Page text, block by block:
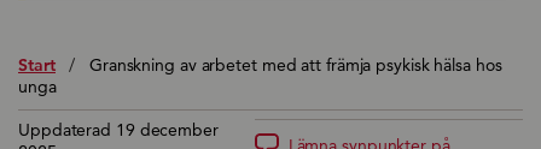
Start /
Granskning av arbetet med att främja psykisk hälsa hos
unga
Uppdaterad 19 december